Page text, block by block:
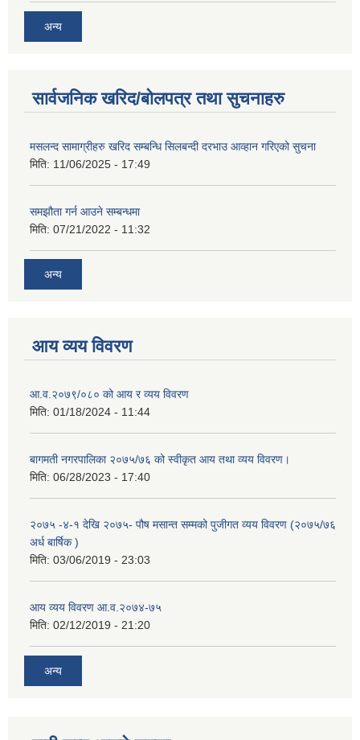
अन्य
सार्वजनिक खरिद/बोलपत्र तथा सुचनाहरु
मसलन्द सामाग्रीहरु खरिद सम्बन्धि सिलबन्दी दरभाउ आव्हान गरिएको सुचना
मिति: 11/06/2025 - 17:49
समझौता गर्न आउने सम्बन्धमा
मिति: 07/21/2022 - 11:32
अन्य
आय व्यय विवरण
आ.व.२०७९/०८० को आय र व्यय विवरण
मिति: 01/18/2024 - 11:44
बागमती नगरपालिका २०७५/७६ को स्वीकृत आय तथा व्यय विवरण।
मिति: 06/28/2023 - 17:40
२०७५ -४-१ देखि २०७५- पौष मसान्त सम्मको पुजीगत व्यय विवरण (२०७५/७६
अर्ध बार्षिक )
मिति: 03/06/2019 - 23:03
आय व्यय विवरण आ.व.२०७४-७५
मिति: 02/12/2019 - 21:20
अन्य